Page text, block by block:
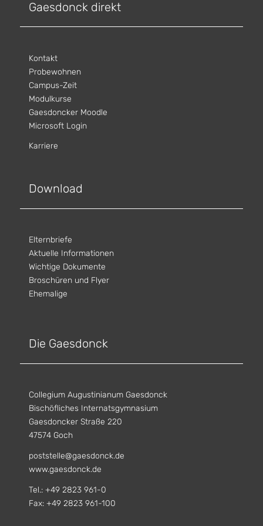
Gaesdonck direkt
Kontakt
Probewohnen
Campus-Zeit
Modulkurse
Gaesdoncker Moodle
Microsoft Login
Karriere
Download
Elternbriefe
Aktuelle Informationen
Wichtige Dokumente
Broschüren und Flyer
Ehemalige
Die Gaesdonck
Collegium Augustinianum Gaesdonck
Bischöfliches Internatsgymnasium
Gaesdoncker Straße 220
47574 Goch
poststelle@gaesdonck.de
www.gaesdonck.de
Tel.: +49 2823 961-0
Fax: +49 2823 961-100